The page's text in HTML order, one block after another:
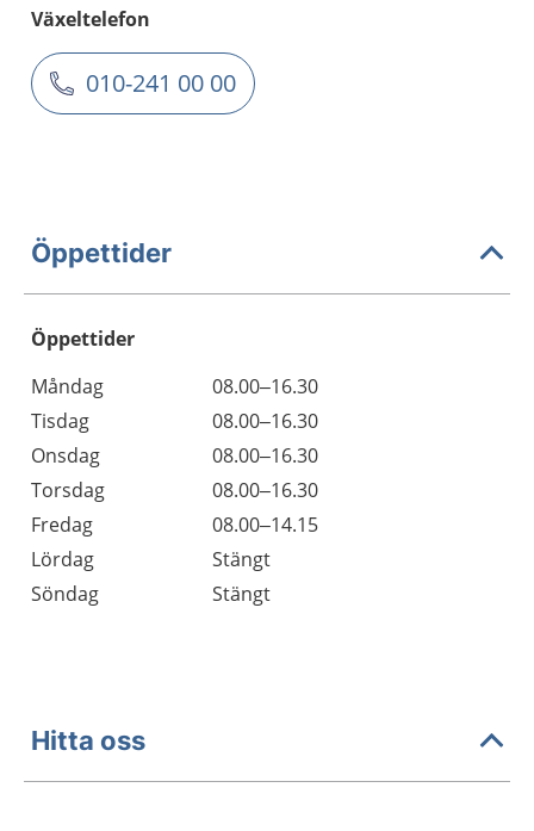
Växeltelefon
010-241 00 00
Öppettider
Öppettider
Dag
Öppettider
Kommentarer
Måndag
08.00–16.30
Tisdag
08.00–16.30
Onsdag
08.00–16.30
Torsdag
08.00–16.30
Fredag
08.00–14.15
Lördag
Stängt
Söndag
Stängt
Hitta oss